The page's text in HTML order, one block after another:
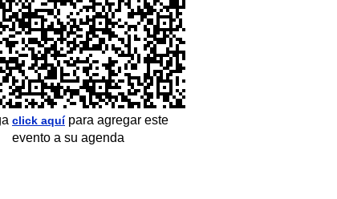
click aquípara agregar este
evento a su agenda